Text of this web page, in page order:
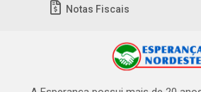
Notas Fiscais